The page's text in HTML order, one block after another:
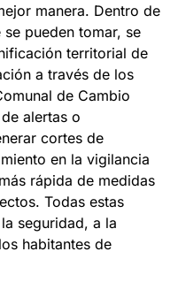
manera. Dentro de
pueden tomar, se
territorial de
a través de los
de Cambio
alertas o
cortes de
en la vigilancia
rápida de medidas
Todas estas
seguridad, a la
habitantes de